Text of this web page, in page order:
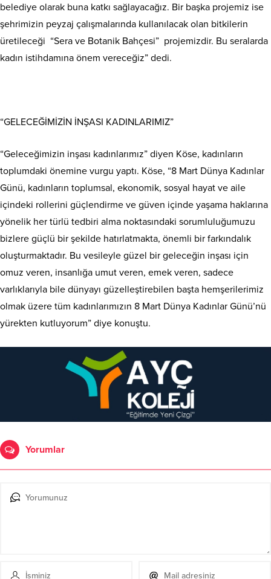
belediye olarak buna katkı sağlayacağız. Bir başka projemiz ise
şehrimizin peyzaj çalışmalarında kullanılacak olan bitkilerin
üretileceği “Sera ve Botanik Bahçesi” projemizdir. Bu seralarda
kadın istihdamına önem vereceğiz” dedi.
“GELECEĞİMİZİN İNŞASI KADINLARIMIZ”
“Geleceğimizin inşası kadınlarımız” diyen Köse, kadınların
toplumdaki önemine vurgu yaptı. Köse, “8 Mart Dünya Kadınlar
Günü, kadınların toplumsal, ekonomik, sosyal hayat ve aile
içindeki rollerini güçlendirme ve güven içinde yaşama haklarına
yönelik her türlü tedbiri alma noktasındaki sorumluluğumuzu
bizlere güçlü bir şekilde hatırlatmakta, önemli bir farkındalık
oluşturmaktadır. Bu vesileyle güzel bir geleceğin inşası için
omuz veren, insanlığa umut veren, emek veren, sadece
varlıklarıyla bile dünyayı güzelleştirebilen başta hemşerilerimiz
olmak üzere tüm kadınlarımızın 8 Mart Dünya Kadınlar Günü’nü
yürekten kutluyorum” diye konuştu.
Yorumlar